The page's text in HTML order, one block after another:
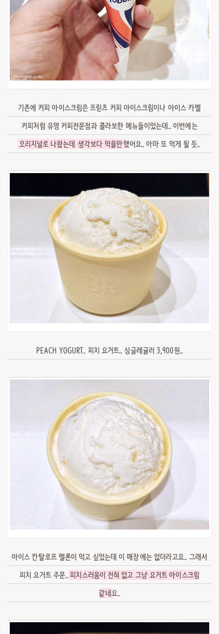
기존에 커피 아이스크림은 프릳츠 커피 아이스크림이나 아이스 카멜
커피처럼 유명 커피전문점과 콜라보한 메뉴들이었는데.. 이번에는
오리지널로 나왔는데 생각보다 먹을만했어요.. 아마 또 먹게 될 듯..
PEACH YOGURT.. 피치 요거트.. 싱글레귤러 3,900원..
아이스 칸탈로프 멜론이 먹고 싶었는데 이 매장에는 없더라고요.. 그래서
피치 요거트 주문..피치스러움이 전혀 없고 그냥 요거트 아이스크림
같네요..